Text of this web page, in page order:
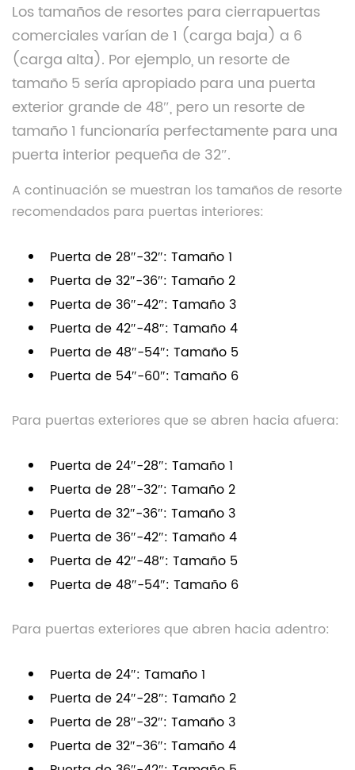
Los tamaños de resortes para cierrapuertas
comerciales varían de 1 (carga baja) a 6
(carga alta). Por ejemplo, un resorte de
tamaño 5 sería apropiado para una puerta
exterior grande de 48″, pero un resorte de
tamaño 1 funcionaría perfectamente para una
puerta interior pequeña de 32″.
A continuación se muestran los tamaños de resorte
recomendados para puertas interiores:
Puerta de 28″-32″: Tamaño 1
Puerta de 32″-36″: Tamaño 2
Puerta de 36″-42″: Tamaño 3
Puerta de 42″-48″: Tamaño 4
Puerta de 48″-54″: Tamaño 5
Puerta de 54″-60″: Tamaño 6
Para puertas exteriores que se abren hacia afuera:
Puerta de 24″-28″: Tamaño 1
Puerta de 28″-32″: Tamaño 2
Puerta de 32″-36″: Tamaño 3
Puerta de 36″-42″: Tamaño 4
Puerta de 42″-48″: Tamaño 5
Puerta de 48″-54″: Tamaño 6
Para puertas exteriores que abren hacia adentro:
Puerta de 24″: Tamaño 1
Puerta de 24″-28″: Tamaño 2
Puerta de 28″-32″: Tamaño 3
Puerta de 32″-36″: Tamaño 4